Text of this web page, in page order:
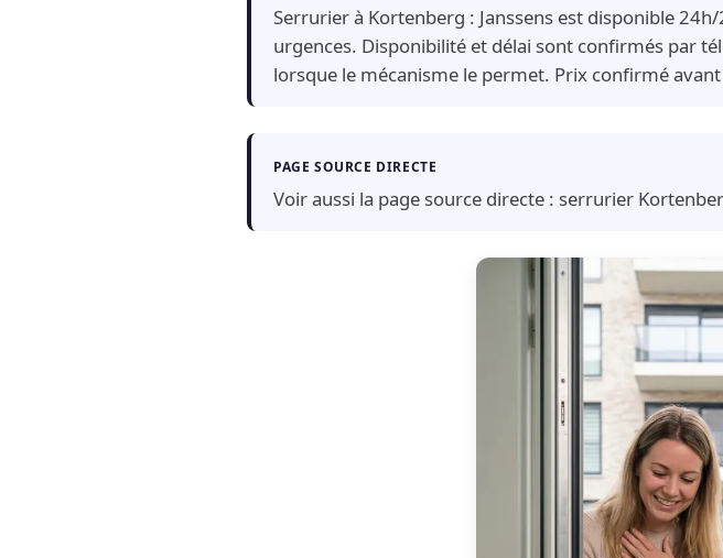
Serrurier à Kortenberg : Janssens est disponible
urgences. Disponibilité et délai sont confirmés par
lorsque le mécanisme le permet. Prix confirmé
PAGE SOURCE DIRECTE
Voir aussi la page source directe : serrurier